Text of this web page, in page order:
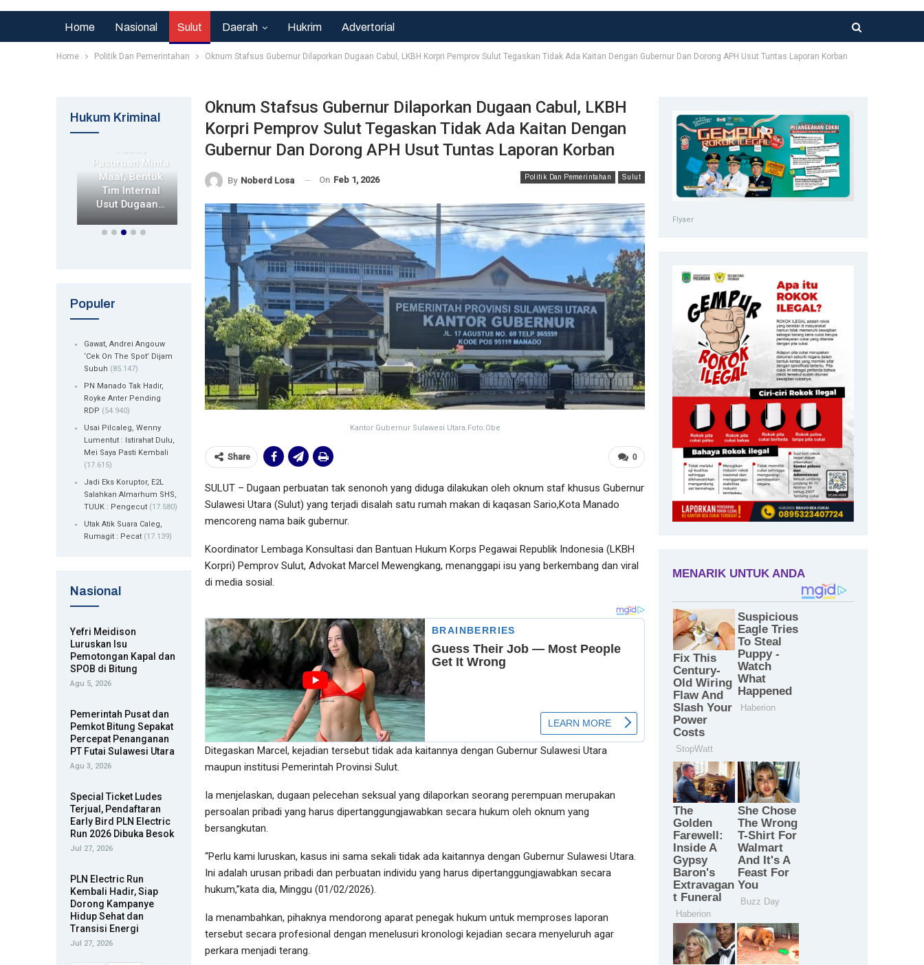
Home Nasional Sulut Daerah Hukrim Advertorial
Home Politik Dan Pemerintahan Oknum Stafsus Gubernur Dilaporkan Dugaan Cabul, LKBH Korpri Pemprov Sulut Tegaskan Tidak Ada Kaitan Dengan Gubernur Dan Dorong APH Usut Tuntas Laporan Korban
Oknum Stafsus Gubernur Dilaporkan Dugaan Cabul, LKBH
Korpri Pemprov Sulut Tegaskan Tidak Ada Kaitan Dengan
Gubernur Dan Dorong APH Usut Tuntas Laporan Korban
Politik Dan Pemerintahan Sulut
By Noberd Losa On Feb 1, 2026
Kantor Gubernur Sulawesi Utara.Foto:Obe
0
Share
SULUT – Dugaan perbuatan tak senonoh yang diduga dilakukan oleh oknum staf khusus Gubernur
Sulawesi Utara (Sulut) yang terjadi disalah satu rumah makan di kaqasan Sario,Kota Manado
mencoreng nama baik gubernur.
Koordinator Lembaga Konsultasi dan Bantuan Hukum Korps Pegawai Republik Indonesia (LKBH
Korpri) Pemprov Sulut, Advokat Marcel Mewengkang, menanggapi isu yang berkembang dan viral
di media sosial. ‎
Ditegaskan Marcel, kejadian tersebut tidak ada kaitannya dengan Gubernur Sulawesi Utara
maupun institusi Pemerintah Provinsi Sulut.
‎Ia menjelaskan, dugaan pelecehan seksual yang dilaporkan seorang perempuan merupakan
persoalan pribadi yang harus dipertanggungjawabkan secara hukum oleh oknum yang
bersangkutan. ‎
“Perlu kami luruskan, kasus ini sama sekali tidak ada kaitannya dengan Gubernur Sulawesi Utara.
Ini adalah urusan pribadi dan perbuatan individu yang harus dipertanggungjawabkan secara
hukum,”kata dia, Minggu (01/02/2026).
‎Ia menambahkan, pihaknya mendorong aparat penegak hukum untuk memproses laporan
tersebut secara profesional dengan menelusuri kronologi kejadian secara menyeluruh agar
perkara menjadi terang.
Flyaer
Hukum Kriminal
Hukrim
Pasuruan Minta
Maaf, Bentuk
Tim Internal
Usut Dugaan…
Hukrim
Kapolda Jatim
Kecelakaan
Sumenep,…
Hukrim
Bahu Membahu
Bangun Negeri,
Sertu Sudirman
Pengecoran…
Hukrim
Satlantas Polres
Pasuruan Kota
Gerak Cepat
Di…
Populer
Gawat, Andrei Angouw
‘Cek On The Spot’ Dijam
Subuh (85.147)
PN Manado Tak Hadir,
Royke Anter Pending
RDP (54.940)
Usai Pilcaleg, Wenny
Lumentut : Istirahat Dulu,
Mei Saya Pasti Kembali
(17.615)
Jadi Eks Koruptor, E2L
Salahkan Almarhum SHS,
TUUK : Pengecut (17.580)
Utak Atik Suara Caleg,
Rumagit : Pecat (17.139)
Nasional
Yefri Meidison
Luruskan Isu
Pemotongan Kapal dan
SPOB di Bitung
Agu 5, 2026
Pemerintah Pusat dan
Pemkot Bitung Sepakat
Percepat Penanganan
PT Futai Sulawesi Utara
Agu 3, 2026
Special Ticket Ludes
Terjual, Pendaftaran
Early Bird PLN Electric
Run 2026 Dibuka Besok
Jul 27, 2026
PLN Electric Run
Kembali Hadir, Siap
Dorong Kampanye
Hidup Sehat dan
Transisi Energi
Jul 27, 2026